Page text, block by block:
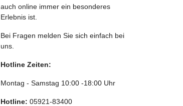
auch online immer ein besonderes
Erlebnis ist.
Bei Fragen melden Sie sich einfach bei
uns.
Hotline Zeiten:
Montag - Samstag 10:00 -18:00 Uhr
Hotline: 05921-83400